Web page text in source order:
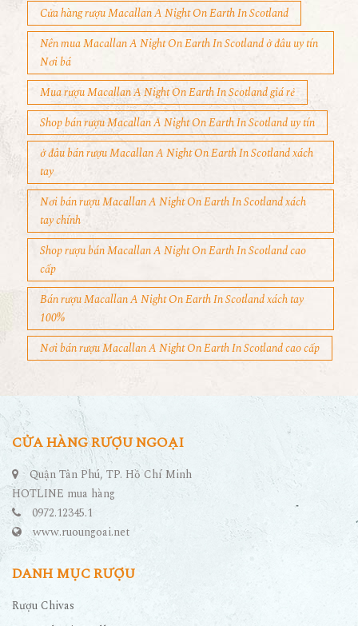
Cửa hàng rượu Macallan A Night On Earth In Scotland
Nên mua Macallan A Night On Earth In Scotland ở đâu uy tín
Nơi bá
Mua rượu Macallan A Night On Earth In Scotland giá rẻ
Shop bán rượu Macallan A Night On Earth In Scotland uy tín
ở đâu bán rượu Macallan A Night On Earth In Scotland xách
tay
Nơi bán rượu Macallan A Night On Earth In Scotland xách
tay chính
Shop rượu bán Macallan A Night On Earth In Scotland cao
cấp
Bán rượu Macallan A Night On Earth In Scotland xách tay
100%
Nơi bán rượu Macallan A Night On Earth In Scotland cao cấp
CỬA HÀNG RƯỢU NGOẠI
Quận Tân Phú, TP. Hồ Chí Minh
HOTLINE mua hàng
0972.12345.1
www.ruoungoai.net
DANH MỤC RƯỢU
Rượu Chivas